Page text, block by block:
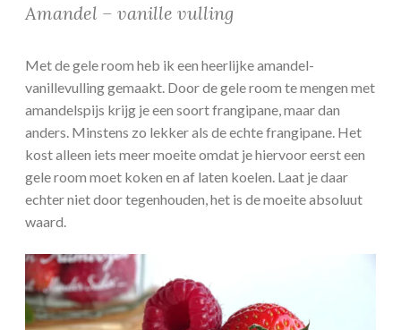
Amandel – vanille vulling
Met de gele room heb ik een heerlijke amandel-
vanillevulling gemaakt. Door de gele room te mengen met
amandelspijs krijg je een soort frangipane, maar dan
anders. Minstens zo lekker als de echte frangipane. Het
kost alleen iets meer moeite omdat je hiervoor eerst een
gele room moet koken en af laten koelen. Laat je daar
echter niet door tegenhouden, het is de moeite absoluut
waard.